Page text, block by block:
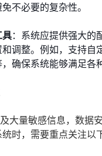
不必要的复杂性。
具：系统应提供强大的
调整。例如，支持自
确保系统能够满足各
大量敏感信息，数据
时，需要重点关注以